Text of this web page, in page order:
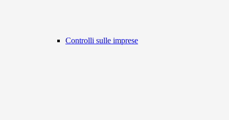
Controlli sulle imprese